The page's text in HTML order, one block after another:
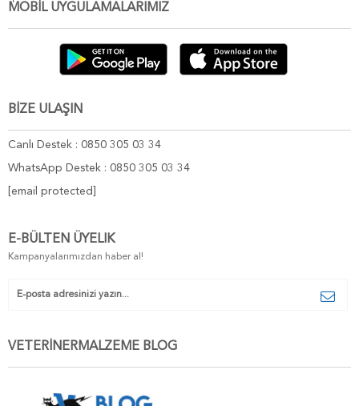
MOBİL UYGULAMALARIMIZ
BİZE ULAŞIN
Canlı Destek : 0850 305 03 34
WhatsApp Destek : 0850 305 03 34
[email protected]
E-BÜLTEN ÜYELIK
Kampanyalarımızdan haber al!
VETERİNERMALZEME BLOG